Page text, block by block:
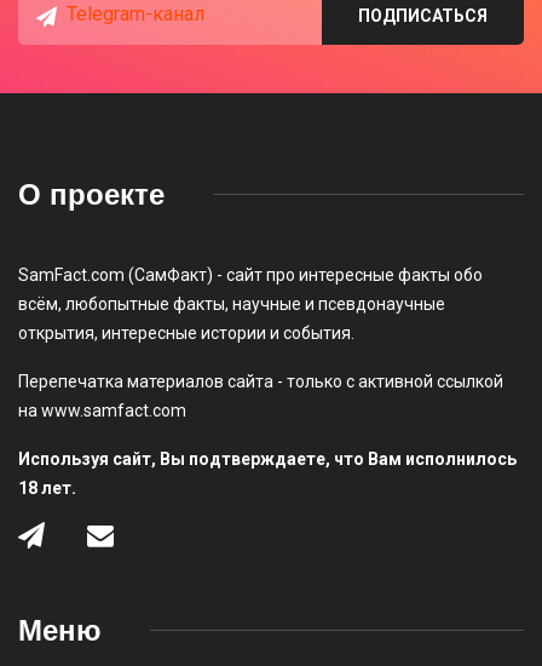
Telegram-канал ПОДПИСАТЬСЯ
О проекте
SamFact.com (СамФакт) - сайт про интересные факты обо
всём, любопытные факты, научные и псевдонаучные
открытия, интересные истории и события.
Перепечатка материалов сайта - только с активной ссылкой
на www.samfact.com
Используя сайт, Вы подтверждаете, что Вам исполнилось
18 лет.
Меню